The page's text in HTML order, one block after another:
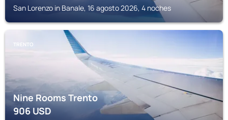
San Lorenzo in Banale, 16 agosto 2026, 4 noches
TRENTO
Nine Rooms Trento
906USD